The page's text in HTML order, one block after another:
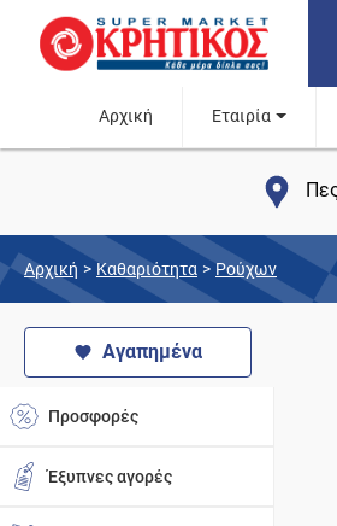
Αρχική Εταιρία
Αρχική > Καθαριότητα > Ρούχων
Αγαπημένα
Προσφορές
Έξυπνες αγορές